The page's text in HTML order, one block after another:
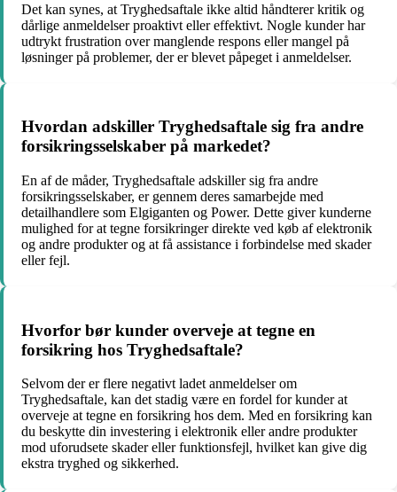
Det kan synes, at Tryghedsaftale ikke altid håndterer kritik og
dårlige anmeldelser proaktivt eller effektivt. Nogle kunder har
udtrykt frustration over manglende respons eller mangel på
løsninger på problemer, der er blevet påpeget i anmeldelser.
Hvordan adskiller Tryghedsaftale sig fra andre
forsikringsselskaber på markedet?
En af de måder, Tryghedsaftale adskiller sig fra andre
forsikringsselskaber, er gennem deres samarbejde med
detailhandlere som Elgiganten og Power. Dette giver kunderne
mulighed for at tegne forsikringer direkte ved køb af elektronik
og andre produkter og at få assistance i forbindelse med skader
eller fejl.
Hvorfor bør kunder overveje at tegne en
forsikring hos Tryghedsaftale?
Selvom der er flere negativt ladet anmeldelser om
Tryghedsaftale, kan det stadig være en fordel for kunder at
overveje at tegne en forsikring hos dem. Med en forsikring kan
du beskytte din investering i elektronik eller andre produkter
mod uforudsete skader eller funktionsfejl, hvilket kan give dig
ekstra tryghed og sikkerhed.